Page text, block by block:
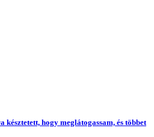
hogy meglátogassam, és többet